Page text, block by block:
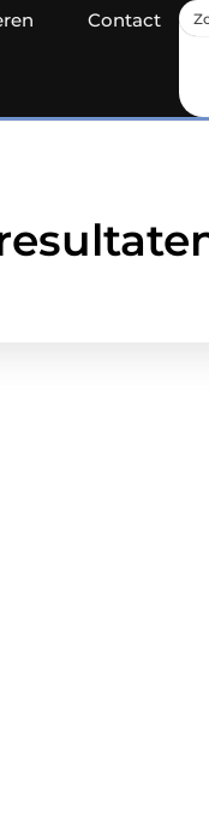
Contact